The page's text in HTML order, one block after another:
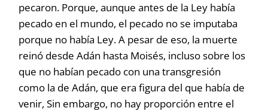
pecaron. Porque, aunque antes de la Ley había
pecado en el mundo, el pecado no se imputaba
porque no había Ley. A pesar de eso, la muerte
reinó desde Adán hasta Moisés, incluso sobre los
que no habían pecado con una transgresión
como la de Adán, que era figura del que había de
venir, Sin embargo, no hay proporción entre el